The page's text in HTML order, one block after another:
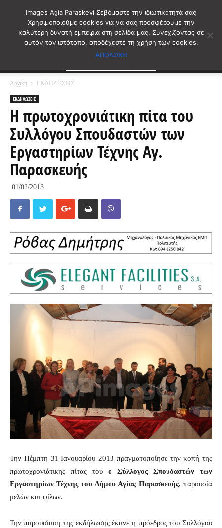
Αρχική ΕΚΔΗΛΩΣΕΙΣ
ΕΚΔΗΛΩΣΕΙΣ
Η πρωτοχρονιάτικη πίτα του
Συλλόγου Σπουδαστών των
Εργαστηρίων Τέχνης Αγ.
Παρασκευής
01/02/2013
Την Πέμπτη 31 Ιανουαρίου 2013 πραγματοποίησε την κοπή της
πρωτοχρονιάτικης πίτας του ο Σύλλογος Σπουδαστών των
Εργαστηρίων Τέχνης του Δήμου Αγίας Παρασκευής, παρουσία
μελών και φίλων.
Την παρουσίαση της εκδήλωσης έκανε η πρόεδρος του Συλλόγου
Images Agia Paraskevi Σεβόμαστε την ιδιωτικότητά σας
Χρησιμοποιούμε cookies για να σας προσφέρουμε την
καλύτερη δυνατή εμπειρία στη σελίδα μας. Συνεχίζοντας σε
αυτόν τον ιστότοπο, αποδέχεστε τη χρήση των cookies.
ΑΠΟΔΟΧΗ